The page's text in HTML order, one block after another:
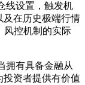
线设置，触发机
及在历史极端行情
风控机制的实际
拥有具备金融从
投资者提供有价值